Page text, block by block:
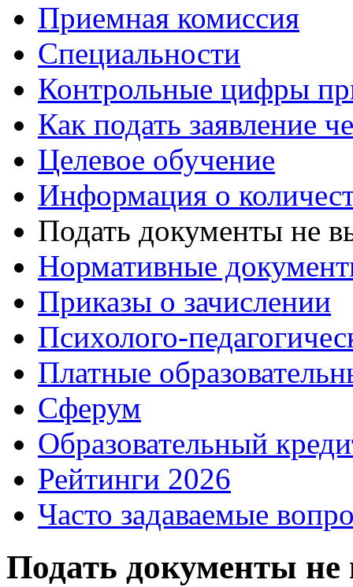
Приемная комиссия
Специальности
Контрольные цифры
Как подать заявление
Целевое обучение
Информация о
Подать документы не
Нормативные
Приказы о зачислении
Психолого-
Платные
Сферум
Образовательный
Рейтинги 2026
Часто задаваемые
Подать документы не